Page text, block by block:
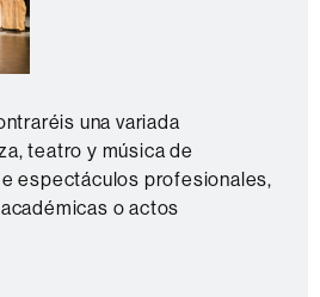
una variada
teatro y música de
espectáculos profesionales,
o actos